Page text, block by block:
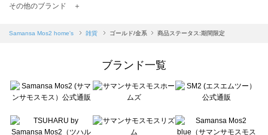
TSUHARU by Samansa Mos2（ツハルバイサマンサモスモス）の雑貨一覧
Samansa Mos2 blue（サマンサモスモス ブルー）の雑貨一覧
sō4ū（ソウフォーユー）の雑貨一覧
Te chichi（テチチ）の雑貨一覧
Te chichi CLASSIC（テチチ クラシック）の雑貨一覧
Lugnoncure（ルノンキュール）の雑貨一覧
その他のブランド ＋
Samansa Mos2 home's 雑貨 ゴールド/金系 商品ステータス:期間限定
ブランド一覧